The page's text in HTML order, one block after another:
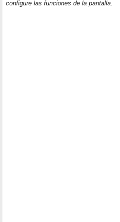
configure las funciones de la pantalla.